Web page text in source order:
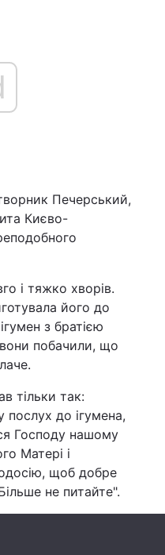
Війна
Політика
Світ
Лайт
Інциденти
Туризм
Печерський,
Києво-
і тяжко хворів.
його до
з братією
побачили, що
тільки так:
послух до ігумена,
Господу нашому
Матері і
щоб добре
не питайте".